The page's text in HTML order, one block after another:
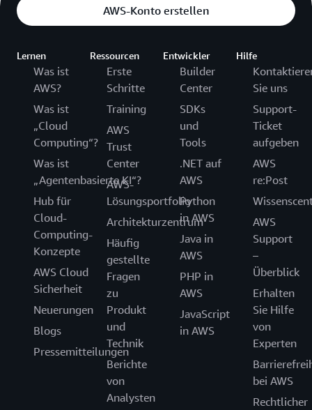
AWS-Konto erstellen
Lernen
Was ist
AWS?
Was ist
„Cloud
Computing“?
Was ist
„Agentenbasierte KI“?
Hub für
Cloud-
Computing-
Konzepte
AWS Cloud
Sicherheit
Neuerungen
Blogs
Pressemitteilungen
Ressourcen
Erste
Schritte
Training
AWS
Trust
Center
AWS-
Lösungsportfolio
Architekturzentrum
Häufig
gestellte
Fragen
zu
Produkt
und
Technik
Berichte
von
Analysten
Entwickler
Builder
Center
SDKs
und
Tools
.NET auf
AWS
Python
in AWS
Java in
AWS
PHP in
AWS
JavaScript
in AWS
Hilfe
Sie uns
Support-
Ticket
aufgeben
AWS
re:Post
AWS
Support
–
Überblick
Erhalten
Sie Hilfe
von
Experten
bei AWS
Rechtlicher